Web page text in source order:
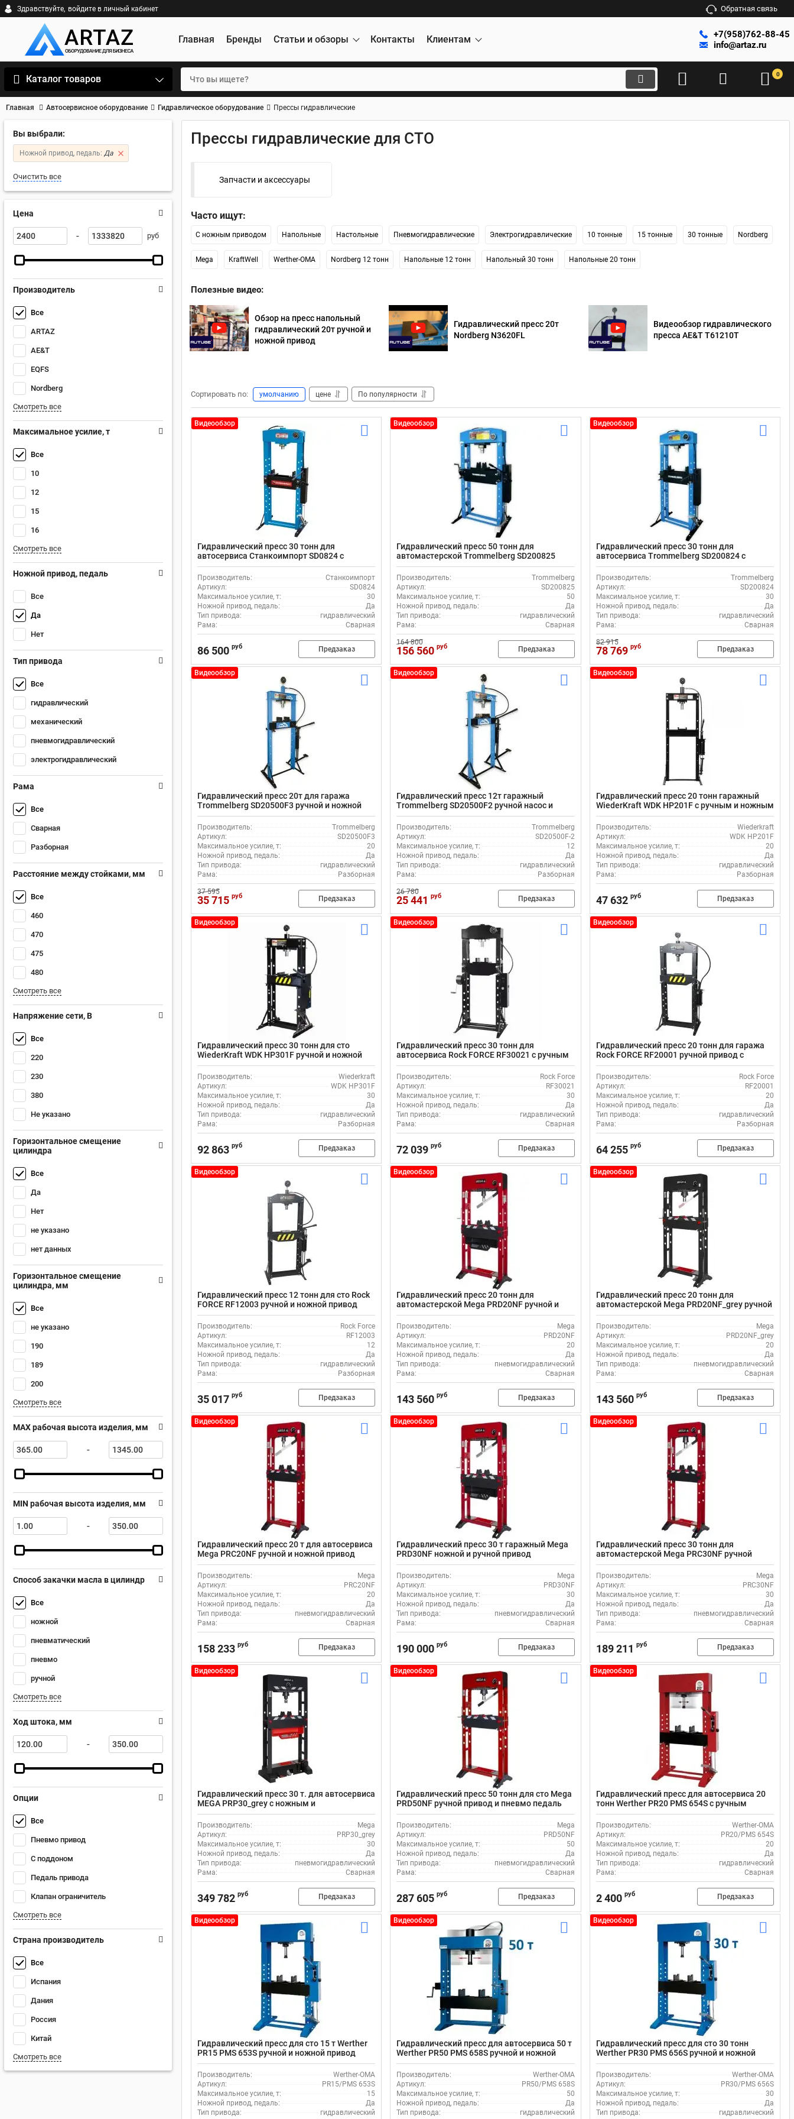
Здравствуйте, войдите в личный кабинет Обратная связь
Главная Бренды Статьи и обзоры Контакты Клиентам
+7(958)762-88-45
info@artaz.ru
Каталог товаров 0
Главная Автосервисное оборудование Гидравлическое оборудование Прессы гидравлические
Вы выбрали:
Ножной привод, педаль: Да
Очистить все
Цена
- руб
Производитель
Все
ARTAZ
AE&T
EQFS
Nordberg
Смотреть все
Максимальное усилие, т
Все
10
12
15
16
Смотреть все
Ножной привод, педаль
Все
Да
Нет
Тип привода
Все
гидравлический
механический
пневмогидравлический
электрогидравлический
Рама
Все
Сварная
Разборная
Расстояние между стойками, мм
Все
460
470
475
480
Смотреть все
Напряжение сети, В
Все
220
230
380
Не указано
Горизонтальное смещение
цилиндра
Все
Да
Нет
не указано
нет данных
Горизонтальное смещение
цилиндра, мм
Все
не указано
190
189
200
Смотреть все
MAX рабочая высота изделия, мм
-
MIN рабочая высота изделия, мм
-
Способ закачки масла в цилиндр
Все
ножной
пневматический
пневмо
ручной
Смотреть все
Ход штока, мм
-
Опции
Все
Пневмо привод
С поддоном
Педаль привода
Клапан ограничитель
Смотреть все
Страна производитель
Все
Испания
Дания
Россия
Китай
Смотреть все
Прессы гидравлические для СТО
Запчасти и аксессуары
Часто ищут:
С ножным приводом Напольные Настольные Пневмогидравлические Электрогидравлические 10 тонные 15 тонные 30 тонные Nordberg
Mega KraftWell Werther-OMA Nordberg 12 тонн Напольные 12 тонн Напольный 30 тонн Напольные 20 тонн
Полезные видео:
Обзор на пресс напольный
гидравлический 20т ручной и
ножной привод
Гидравлический пресс 20т
Nordberg N3620FL
Видеообзор гидравлического
пресса AE&T T61210T
Сортировать по: умолчанию цене По популярности
Видеообзор
Гидравлический пресс 30 тонн для
автосервиса Станкоимпорт SD0824 с
ручным насосом и ножной педалью
Производитель:
Станкоимпорт
Артикул:
SD0824
Максимальное усилие, т:
30
Ножной привод, педаль:
Да
Тип привода:
гидравлический
Рама:
Сварная
86 500 руб Предзаказ
Видеообзор
Гидравлический пресс 50 тонн для
автомастерской Trommelberg SD200825
ручной насос и педаль
Производитель:
Trommelberg
Артикул:
SD200825
Максимальное усилие, т:
50
Ножной привод, педаль:
Да
Тип привода:
гидравлический
Рама:
Сварная
164 800
156 560 руб Предзаказ
Видеообзор
Гидравлический пресс 30 тонн для
автосервиса Trommelberg SD200824 с
ручным и ножным приводом
Производитель:
Trommelberg
Артикул:
SD200824
Максимальное усилие, т:
30
Ножной привод, педаль:
Да
Тип привода:
гидравлический
Рама:
Сварная
82 915
78 769 руб Предзаказ
Видеообзор
Гидравлический пресс 20т для гаража
Trommelberg SD20500F3 ручной и ножной
насос
Производитель:
Trommelberg
Артикул:
SD20500F3
Максимальное усилие, т:
20
Ножной привод, педаль:
Да
Тип привода:
гидравлический
Рама:
Разборная
37 595
35 715 руб Предзаказ
Видеообзор
Гидравлический пресс 12т гаражный
Trommelberg SD20500F2 ручной насос и
ножная педаль
Производитель:
Trommelberg
Артикул:
SD20500F-2
Максимальное усилие, т:
12
Ножной привод, педаль:
Да
Тип привода:
гидравлический
Рама:
Разборная
26 780
25 441 руб Предзаказ
Видеообзор
Гидравлический пресс 20 тонн гаражный
WiederKraft WDK HP201F с ручным и ножным
приводом
Производитель:
Wiederkraft
Артикул:
WDK HP201F
Максимальное усилие, т:
20
Ножной привод, педаль:
Да
Тип привода:
гидравлический
Рама:
Разборная
47 632 руб Предзаказ
Видеообзор
Гидравлический пресс 30 тонн для сто
WiederKraft WDK HP301F ручной и ножной
привод
Производитель:
Wiederkraft
Артикул:
WDK HP301F
Максимальное усилие, т:
30
Ножной привод, педаль:
Да
Тип привода:
гидравлический
Рама:
Разборная
92 863 руб Предзаказ
Видеообзор
Гидравлический пресс 30 тонн для
автосервиса Rock FORCE RF30021 с ручным
и ножным приводом
Производитель:
Rock Force
Артикул:
RF30021
Максимальное усилие, т:
30
Ножной привод, педаль:
Да
Тип привода:
гидравлический
Рама:
Сварная
72 039 руб Предзаказ
Видеообзор
Гидравлический пресс 20 тонн для гаража
Rock FORCE RF20001 ручной привод с
педалью
Производитель:
Rock Force
Артикул:
RF20001
Максимальное усилие, т:
20
Ножной привод, педаль:
Да
Тип привода:
гидравлический
Рама:
Разборная
64 255 руб Предзаказ
Видеообзор
Гидравлический пресс 12 тонн для сто Rock
FORCE RF12003 ручной и ножной привод
Производитель:
Rock Force
Артикул:
RF12003
Максимальное усилие, т:
12
Ножной привод, педаль:
Да
Тип привода:
гидравлический
Рама:
Разборная
35 017 руб Предзаказ
Видеообзор
Гидравлический пресс 20 тонн для
автомастерской Мega PRD20NF ручной и
ножной привод
Производитель:
Mega
Артикул:
PRD20NF
Максимальное усилие, т:
20
Ножной привод, педаль:
Да
Тип привода:
пневмогидравлический
Рама:
Сварная
143 560 руб Предзаказ
Видеообзор
Гидравлический пресс 20 тонн для
автомастерской Мega PRD20NF_grey ручной
и пневмо привод с лебёдкой
Производитель:
Mega
Артикул:
PRD20NF_grey
Максимальное усилие, т:
20
Ножной привод, педаль:
Да
Тип привода:
пневмогидравлический
Рама:
Сварная
143 560 руб Предзаказ
Видеообзор
Гидравлический пресс 20 т для автосервиса
Мega PRC20NF ручной и ножной привод
Производитель:
Mega
Артикул:
PRC20NF
Максимальное усилие, т:
20
Ножной привод, педаль:
Да
Тип привода:
пневмогидравлический
Рама:
Сварная
158 233 руб Предзаказ
Видеообзор
Гидравлический пресс 30 т гаражный Мega
PRD30NF ножной и ручной привод
Производитель:
Mega
Артикул:
PRD30NF
Максимальное усилие, т:
30
Ножной привод, педаль:
Да
Тип привода:
пневмогидравлический
Рама:
Сварная
190 000 руб Предзаказ
Видеообзор
Гидравлический пресс 30 тонн для
автомастерской Мega PRC30NF ручной
привод и пневматическая педаль
Производитель:
Mega
Артикул:
PRC30NF
Максимальное усилие, т:
30
Ножной привод, педаль:
Да
Тип привода:
пневмогидравлический
Рама:
Сварная
189 211 руб Предзаказ
Видеообзор
Гидравлический пресс 30 т. для автосервиса
MEGA PRP30_grey с ножным и
пневматическим приводом
Производитель:
Mega
Артикул:
PRP30_grey
Максимальное усилие, т:
30
Ножной привод, педаль:
Да
Тип привода:
пневмогидравлический
Рама:
Сварная
349 782 руб Предзаказ
Видеообзор
Гидравлический пресс 50 тонн для сто Мega
PRD50NF ручной привод и пневмо педаль
Производитель:
Mega
Артикул:
PRD50NF
Максимальное усилие, т:
50
Ножной привод, педаль:
Да
Тип привода:
пневмогидравлический
Рама:
Сварная
287 605 руб Предзаказ
Видеообзор
Гидравлический пресс для автосервиса 20
тонн Werther PR20 PMS 654S с ручным
приводом и ножной педалью
Производитель:
Werther-OMA
Артикул:
PR20/PMS 654S
Максимальное усилие, т:
20
Ножной привод, педаль:
Да
Тип привода:
гидравлический
Рама:
Сварная
2 400 руб Предзаказ
Видеообзор
Гидравлический пресс для сто 15 т Werther
PR15 PMS 653S ручной и ножной привод
Производитель:
Werther-OMA
Артикул:
PR15/PMS 653S
Максимальное усилие, т:
15
Ножной привод, педаль:
Да
Тип привода:
гидравлический
Видеообзор
Гидравлический пресс для автосервиса 50 т
Werther PR50 PMS 658S ручной и ножной
привод
Производитель:
Werther-OMA
Артикул:
PR50/PMS 658S
Максимальное усилие, т:
50
Ножной привод, педаль:
Да
Тип привода:
гидравлический
Видеообзор
Гидравлический пресс для сто 30 тонн
Werther PR30 PMS 656S ручной и ножной
привод
Производитель:
Werther-OMA
Артикул:
PR30/PMS 656S
Максимальное усилие, т:
30
Ножной привод, педаль:
Да
Тип привода:
гидравлический